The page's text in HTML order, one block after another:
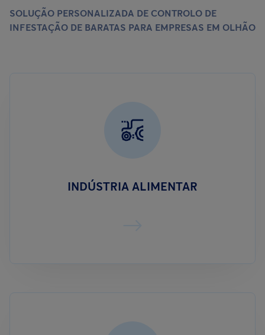
SOLUÇÃO PERSONALIZADA DE CONTROLO DE
INFESTAÇÃO DE BARATAS PARA EMPRESAS EM OLHÃO
INDÚSTRIA ALIMENTAR